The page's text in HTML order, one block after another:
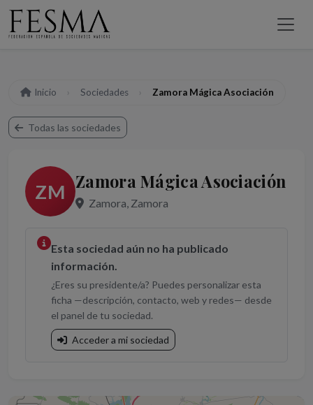
Inicio Sociedades Zamora Mágica Asociación
Todas las sociedades
ZM Zamora Mágica Asociación
Zamora, Zamora
Esta sociedad aún no ha publicado
información.
¿Eres su presidente/a? Puedes personalizar esta
ficha —descripción, contacto, web y redes— desde
el panel de tu sociedad.
Acceder a mi sociedad